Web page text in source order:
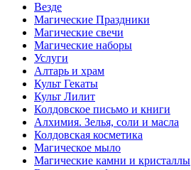
Везде
Магические Праздники
Магические свечи
Магические наборы
Услуги
Алтарь и храм
Культ Гекаты
Культ Лилит
Колдовское письмо и книги
Алхимия. Зелья, соли и масла
Колдовская косметика
Магическое мыло
Магические камни и кристаллы